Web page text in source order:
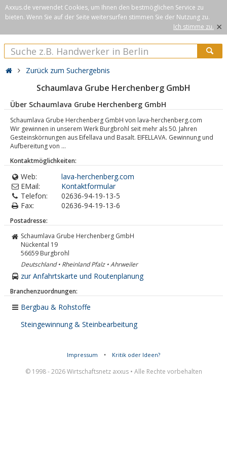
Axxus.de verwendet Cookies, um Ihnen den bestmöglichen Service zu
bieten. Wenn Sie auf der Seite weitersurfen stimmen Sie der Nutzung zu.
Ich stimme zu. ×
Zurück zum Suchergebnis
Schaumlava Grube Herchenberg GmbH
Über Schaumlava Grube Herchenberg GmbH
Schaumlava Grube Herchenberg GmbH von lava-herchenberg.com
Wir gewinnen in unserem Werk Burgbrohl seit mehr als 50. Jahren
Gesteinskörnungen aus Eifellava und Basalt. EIFELLAVA. Gewinnung und
Aufbereitung von ...
Kontaktmöglichkeiten:
Web:
lava-herchenberg.com
EMail:
Kontaktformular
Telefon:
02636-94-19-13-5
Fax:
02636-94-19-13-6
Postadresse:
Schaumlava Grube Herchenberg GmbH
Nückental 19
56659 Burgbrohl
Deutschland • Rheinland Pfalz • Ahrweiler
zur Anfahrtskarte und Routenplanung
Branchenzuordnungen:
Bergbau & Rohstoffe
Steingewinnung & Steinbearbeitung
Impressum • Kritik oder Ideen?
© 1998 - 2026 Wirtschaftsnetz axxus • Alle Rechte vorbehalten